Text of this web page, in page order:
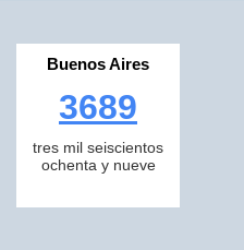
Buenos Aires
3689
tres mil seiscientos
ochenta y nueve